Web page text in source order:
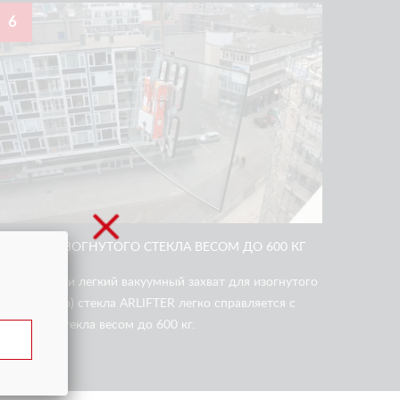
6
ИЗОГНУТОГО СТЕКЛА ВЕСОМ ДО 600 КГ
и легкий вакуумный захват для изогнутого
стекла ARLIFTER легко справляется с
стекла весом до 600 кг.